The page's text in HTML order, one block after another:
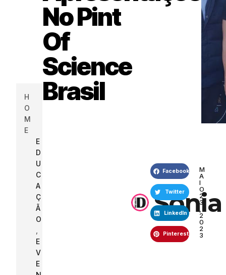
H
O
M
E
E
D
U
C
A
Ç
Ã
O
E
V
E
No Pint
Of
Science
Brasil
Sonia
Facebook
Twitter
LinkedIn
Pinterest
M
A
I
O
2
3
,
2
0
2
3